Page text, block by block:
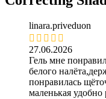
linara.priveduon
27.06.2026
Гель мне
белого
понравилась
маленькая удобно